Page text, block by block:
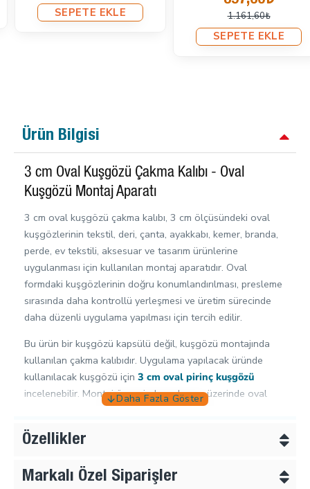
SEPETE EKLE 1.161,60₺
SEPETE EKLE
Ürün Bilgisi
3 cm Oval Kuşgözü Çakma Kalıbı - Oval
Kuşgözü Montaj Aparatı
3 cm oval kuşgözü çakma kalıbı, 3 cm ölçüsündeki oval
kuşgözlerinin tekstil, deri, çanta, ayakkabı, kemer, branda,
perde, ev tekstili, aksesuar ve tasarım ürünlerine
uygulanması için kullanılan montaj aparatıdır. Oval
formdaki kuşgözlerinin doğru konumlandırılması, presleme
sırasında daha kontrollü yerleşmesi ve üretim sürecinde
daha düzenli uygulama yapılması için tercih edilir.
Bu ürün bir kuşgözü kapsülü değil, kuşgözü montajında
kullanılan çakma kalıbıdır. Uygulama yapılacak üründe
kullanılacak kuşgözü için 3 cm oval pirinç kuşgözü
incelenebilir. Montaj öncesinde malzeme üzerinde oval
delik hazırlığı gerekiyorsa
3 cm oval kuşgözü delme kalıbı
önerilir.
Kuşgözü kalıpları, doğru ölçüdeki kuşgözü ile
kullanıldığında montaj sürecini daha pratik ve kontrollü
Özellikler
Markalı Özel Siparişler